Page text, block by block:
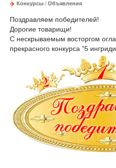
Конкурсы / Объявления
Поздравляем победителей!
Дорогие товарищи!
С нескрываемым восторгом
прекрасного конкурса "5